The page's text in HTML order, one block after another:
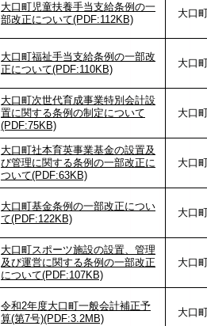
大口町児童扶養手当支給条例の一
部改正について(PDF:112KB)
大口
大口町福祉手当支給条例の一部改
正について(PDF:110KB)
大口
大口町次世代育成事業特別会計設
置に関する条例の制定について
(PDF:75KB)
大口
大口町社本育英事業基金の設置及
び管理に関する条例の一部改正に
ついて(PDF:63KB)
大口
大口町基金条例の一部改正につい
て(PDF:122KB)
大口
大口町スポーツ施設の設置、管理
及び運営に関する条例の一部改正
について(PDF:107KB)
大口
令和2年度大口町一般会計補正予
算(第7号)(PDF:3.2MB)
大口